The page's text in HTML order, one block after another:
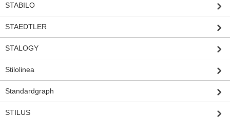
STABILO
STAEDTLER
STALOGY
Stilolinea
Standardgraph
STILUS